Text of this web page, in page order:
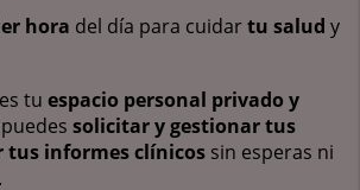
hora del día para cuidartu salud y
es tu espacio personal privado y
solicitar y gestionar tus
tus informes clínicos sin esperas ni